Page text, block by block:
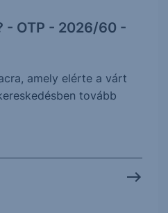
- OTP - 2026/60 -
amely elérte a várt
tovább